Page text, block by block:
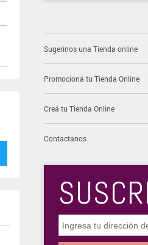
Sugerinos una Tienda online
Promocioná tu Tienda Online
Creá tu Tienda Online
Contactanos